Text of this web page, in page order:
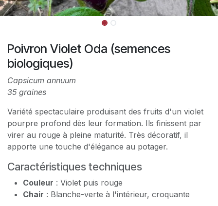
Poivron Violet Oda (semences
biologiques)
Capsicum annuum
35 graines
Variété spectaculaire produisant des fruits d'un violet
pourpre profond dès leur formation. Ils finissent par
virer au rouge à pleine maturité. Très décoratif, il
apporte une touche d'élégance au potager.
Caractéristiques techniques
Couleur : Violet puis rouge
Chair : Blanche-verte à l'intérieur, croquante